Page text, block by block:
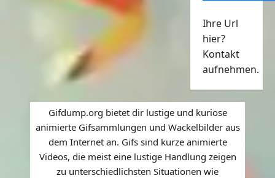
Ihre Url
hier?
Kontakt
aufnehmen.
Gifdump.org bietet dir lustige und kuriose
animierte Gifsammlungen und Wackelbilder aus
dem Internet an. Gifs sind kurze animierte
Videos, die meist eine lustige Handlung zeigen
zu unterschiedlichsten Situationen wie